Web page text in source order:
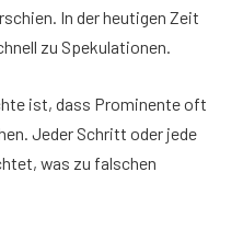
In der heutigen Zeit
zu Spekulationen.
ist, dass Prominente oft
Jeder Schritt oder jede
was zu falschen